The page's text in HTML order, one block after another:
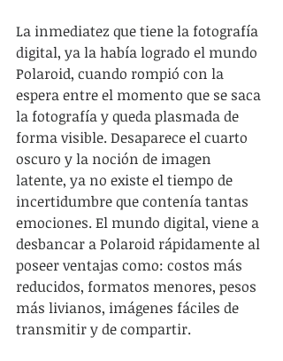
La inmediatez que tiene la fotografía
digital, ya la había logrado el mundo
Polaroid, cuando rompió con la
espera entre el momento que se saca
la fotografía y queda plasmada de
forma visible. Desaparece el cuarto
oscuro y la noción de imagen
latente, ya no existe el tiempo de
incertidumbre que contenía tantas
emociones. El mundo digital, viene a
desbancar a Polaroid rápidamente al
poseer ventajas como: costos más
reducidos, formatos menores, pesos
más livianos, imágenes fáciles de
transmitir y de compartir.